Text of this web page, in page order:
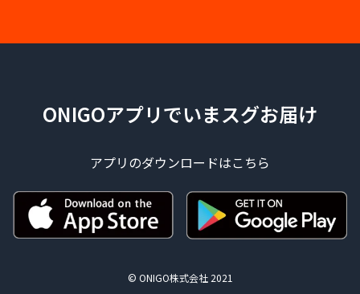
ONIGOアプリでいまスグお届け
アプリのダウンロードはこちら
© ONIGO株式会社 2021